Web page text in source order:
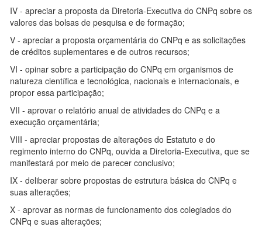
IV - apreciar a proposta da Diretoria-Executiva do CNPq sobre os
valores das bolsas de pesquisa e de formação;
V - apreciar a proposta orçamentária do CNPq e as solicitações
de créditos suplementares e de outros recursos;
VI - opinar sobre a participação do CNPq em organismos de
natureza científica e tecnológica, nacionais e internacionais, e
propor essa participação;
VII - aprovar o relatório anual de atividades do CNPq e a
execução orçamentária;
VIII - apreciar propostas de alterações do Estatuto e do
regimento interno do CNPq, ouvida a Diretoria-Executiva, que se
manifestará por meio de parecer conclusivo;
IX - deliberar sobre propostas de estrutura básica do CNPq e
suas alterações;
X - aprovar as normas de funcionamento dos colegiados do
CNPq e suas alterações;